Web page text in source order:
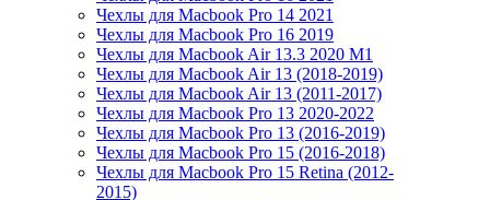
Чехлы для Macbook Pro 14 2021
Чехлы для Macbook Pro 16 2019
Чехлы для Macbook Air 13.3 2020 M1
Чехлы для Macbook Air 13 (2018-2019)
Чехлы для Macbook Air 13 (2011-2017)
Чехлы для Macbook Pro 13 2020-2022
Чехлы для Macbook Pro 13 (2016-2019)
Чехлы для Macbook Pro 15 (2016-2018)
Чехлы для Macbook Pro 15 Retina (2012-
2015)